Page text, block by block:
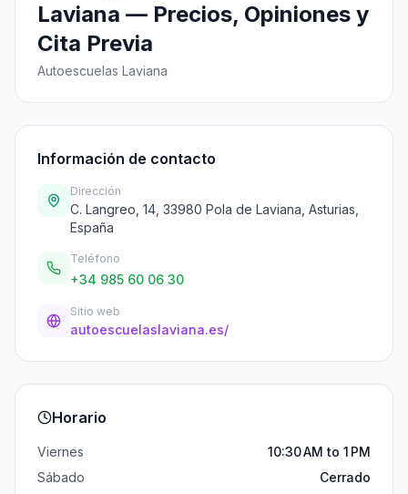
Laviana — Precios, Opiniones y
Cita Previa
Autoescuelas Laviana
Información de contacto
Dirección
C. Langreo, 14, 33980 Pola de Laviana, Asturias,
España
Teléfono
+34 985 60 06 30
Sitio web
autoescuelaslaviana.es/
Horario
Viernes
10:30 AM to 1 PM
Sábado
Cerrado